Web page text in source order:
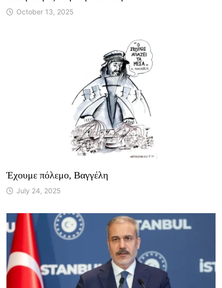
October 13, 2025
Έχουμε πόλεμο, Βαγγέλη
July 24, 2025